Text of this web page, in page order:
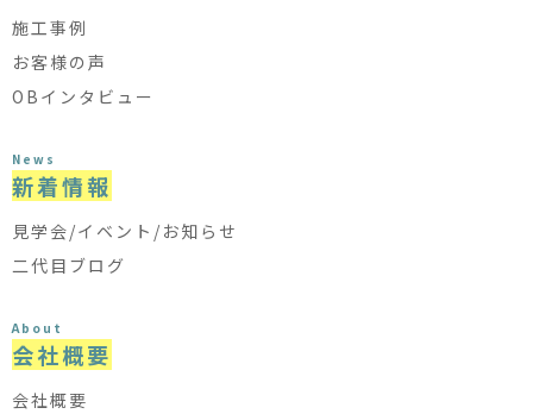
施工事例
お客様の声
OBインタビュー
News
新着情報
見学会/イベント/お知らせ
二代目ブログ
About
会社概要
会社概要